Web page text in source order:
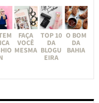
FAÇA
VOCÊ
MESMA
TOP 10
DA
BLOGU
EIRA
O BOM
DA
BAHIA